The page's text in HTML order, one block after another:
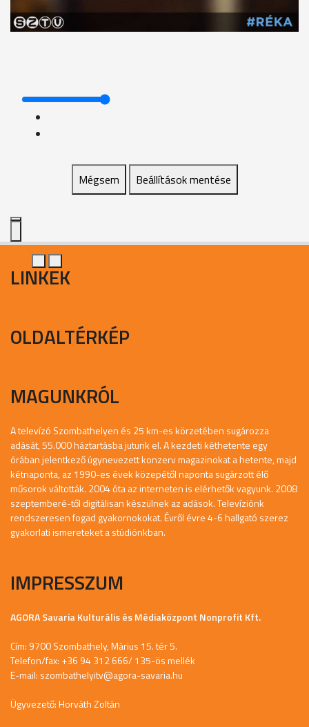
Mégsem Beállítások mentése
LINKEK
OLDALTÉRKÉP
MAGUNKRÓL
A televízó Szombathelyen és 25 km-es körzetében sugározza
adását, 55.000 háztartásba jutunk el. A kezdeti kéthetente egy
órában jelentkező úgynevezett konzerv magazinokat a hetente, majd
kétnaponta, az 1990-es évek közepétől naponta sugárzott élő
műsorok váltották. 2004 óta az interneten is elérhetők vagyunk. 2008
szeptemberé-től digitálisan készülnek az adások. Televíziónk
rendszeresen fogad gyakornokokat. Évről évre 4-6 hallgató szerez
gyakorlati ismereteket a stúdiónkban.
IMPRESSZUM
AGORA Savaria Kulturális és Médiaközpont Nonprofit Kft.
Cím: 9700 Szombathely, Márius 15. tér 5.
Telefon/fax: +36 94 312 666/ 135-ös mellék
E-mail: szombathelyitv@agora-savaria.hu
Ügyvezető: Horváth Zoltán